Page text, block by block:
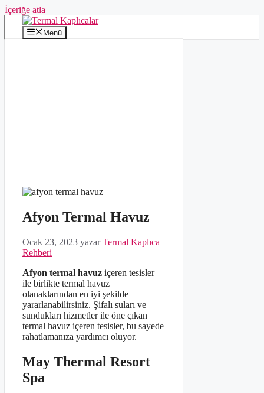
İçeriğe atla
Menü
Afyon Termal Havuz
Ocak 23, 2023 yazarTermal Kaplıca
Rehberi
Afyon termal havuz içeren tesisler
ile birlikte termal havuz
olanaklarından en iyi şekilde
yararlanabilirsiniz. Şifalı suları ve
sundukları hizmetler ile öne çıkan
termal havuz içeren tesisler, bu sayede
rahatlamanıza yardımcı oluyor.
May Thermal Resort
Spa